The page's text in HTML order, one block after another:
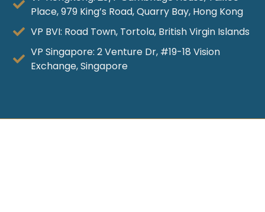
Place, 979 King’s Road, Quarry Bay, Hong Kong
VP BVI: Road Town, Tortola, British Virgin Islands
VP Singapore: 2 Venture Dr, #19-18 Vision
Exchange, Singapore